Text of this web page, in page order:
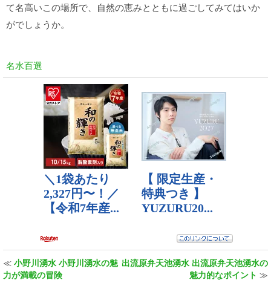
て名高いこの場所で、自然の恵みとともに過ごしてみてはいか
がでしょうか。
名水百選
≪ 小野川湧水 小野川湧水の魅
力が満載の冒険
出流原弁天池湧水 出流原弁天池湧水の
魅力的なポイント ≫